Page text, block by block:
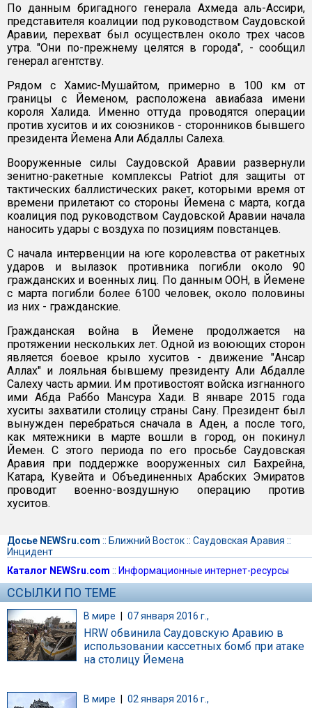
По данным бригадного генерала Ахмеда аль-Ассири,
представителя коалиции под руководством Саудовской
Аравии, перехват был осуществлен около трех часов
утра. "Они по-прежнему целятся в города", - сообщил
генерал агентству.
Рядом с Хамис-Мушайтом, примерно в 100 км от
границы с Йеменом, расположена авиабаза имени
короля Халида. Именно оттуда проводятся операции
против хуситов и их союзников - сторонников бывшего
президента Йемена Али Абдаллы Салеха.
Вооруженные силы Саудовской Аравии развернули
зенитно-ракетные комплексы Patriot для защиты от
тактических баллистических ракет, которыми время от
времени прилетают со стороны Йемена с марта, когда
коалиция под руководством Саудовской Аравии начала
наносить удары с воздуха по позициям повстанцев.
С начала интервенции на юге королевства от ракетных
ударов и вылазок противника погибли около 90
гражданских и военных лиц. По данным ООН, в Йемене
с марта погибли более 6100 человек, около половины
из них - гражданские.
Гражданская война в Йемене продолжается на
протяжении нескольких лет. Одной из воюющих сторон
является боевое крыло хуситов - движение "Ансар
Аллах" и лояльная бывшему президенту Али Абдалле
Салеху часть армии. Им противостоят войска изгнанного
ими Абда Раббо Мансура Хади. В январе 2015 года
хуситы захватили столицу страны Сану. Президент был
вынужден перебраться сначала в Аден, а после того,
как мятежники в марте вошли в город, он покинул
Йемен. С этого периода по его просьбе Саудовская
Аравия при поддержке вооруженных сил Бахрейна,
Катара, Кувейта и Объединенных Арабских Эмиратов
проводит военно-воздушную операцию против
хуситов.
Досье NEWSru.com :: Ближний Восток:: Саудовская Аравия ::
Инцидент
Каталог NEWSru.com :: Информационные интернет-ресурсы
ССЫЛКИ ПО ТЕМЕ
В мире | 07 января 2016 г.,
HRW обвинила Саудовскую Аравию в
использовании кассетных бомб при атаке
на столицу Йемена
В мире 02 января 2016 г.,